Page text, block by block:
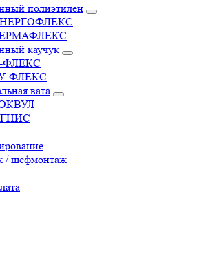
полиэтилен
каучук
ФЛЕКС
ФЛЕКС
вата
/ шефмонтаж